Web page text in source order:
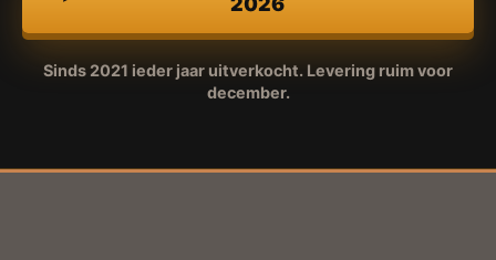
Sinds 2021 ieder jaar uitverkocht. Levering ruim voor
december.